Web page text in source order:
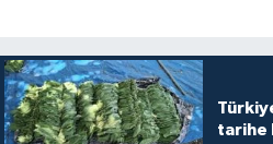
tarihe